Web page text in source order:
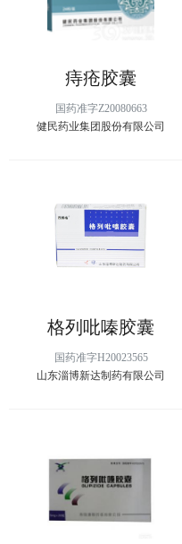
痔疮胶囊
国药准字Z20080663
健民药业集团股份有限公司
格列吡嗪胶囊
国药准字H20023565
山东淄博新达制药有限公司